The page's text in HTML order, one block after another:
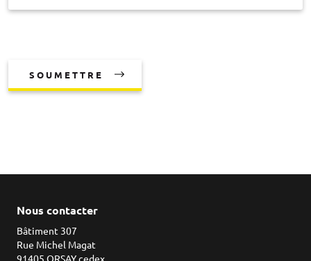
SOUMETTRE
Nous contacter
Bâtiment 307
Rue Michel Magat